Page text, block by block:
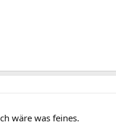
wäre was feines.